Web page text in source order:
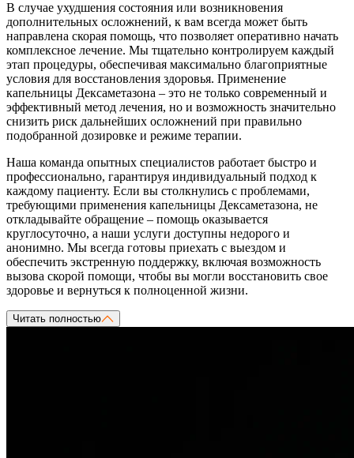
В случае ухудшения состояния или возникновения
дополнительных осложнений, к вам всегда может быть
направлена скорая помощь, что позволяет оперативно начать
комплексное лечение. Мы тщательно контролируем каждый
этап процедуры, обеспечивая максимально благоприятные
условия для восстановления здоровья. Применение
капельницы Дексаметазона – это не только современный и
эффективный метод лечения, но и возможность значительно
снизить риск дальнейших осложнений при правильно
подобранной дозировке и режиме терапии.
Наша команда опытных специалистов работает быстро и
профессионально, гарантируя индивидуальный подход к
каждому пациенту. Если вы столкнулись с проблемами,
требующими применения капельницы Дексаметазона, не
откладывайте обращение – помощь оказывается
круглосуточно, а наши услуги доступны недорого и
анонимно. Мы всегда готовы приехать с выездом и
обеспечить экстренную поддержку, включая возможность
вызова скорой помощи, чтобы вы могли восстановить свое
здоровье и вернуться к полноценной жизни.
Читать полностью